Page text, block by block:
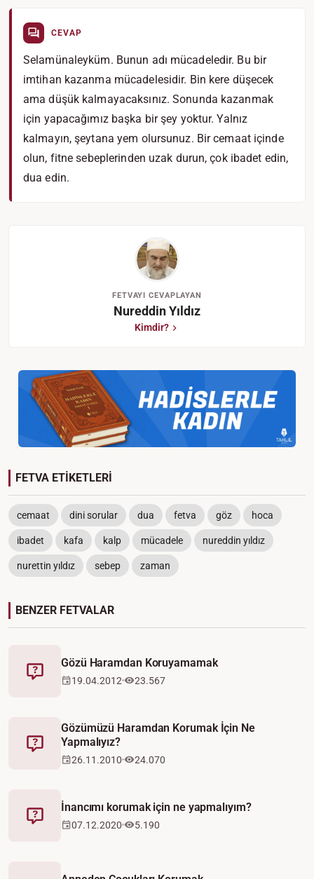
CEVAP
Selamünaleyküm. Bunun adı mücadeledir. Bu bir
imtihan kazanma mücadelesidir. Bin kere düşecek
ama düşük kalmayacaksınız. Sonunda kazanmak
için yapacağımız başka bir şey yoktur. Yalnız
kalmayın, şeytana yem olursunuz. Bir cemaat içinde
olun, fitne sebeplerinden uzak durun, çok ibadet edin,
dua edin.
FETVAYI CEVAPLAYAN
Nureddin Yıldız
Kimdir?
FETVA ETİKETLERİ
cemaat dini sorular dua fetva göz hoca
ibadet kafa kalp mücadele nureddin yıldız
nurettin yıldız sebep zaman
BENZER FETVALAR
Fetva
Gözü Haramdan Koruyamamak
19.04.2012 23.567
Fetva
Gözümüzü Haramdan Korumak İçin Ne
Yapmalıyız?
26.11.2010 24.070
Fetva
İnancımı korumak için ne yapmalıyım?
07.12.2020 5.190